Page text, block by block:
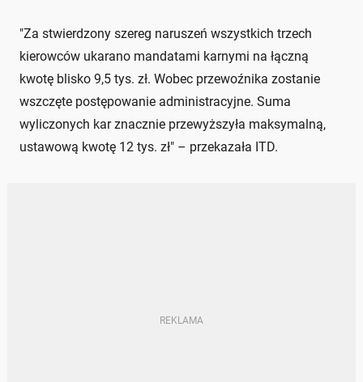
"Za stwierdzony szereg naruszeń wszystkich trzech
kierowców ukarano mandatami karnymi na łączną
kwotę blisko 9,5 tys. zł. Wobec przewoźnika zostanie
wszczęte postępowanie administracyjne. Suma
wyliczonych kar znacznie przewyższyła maksymalną,
ustawową kwotę 12 tys. zł" – przekazała ITD.